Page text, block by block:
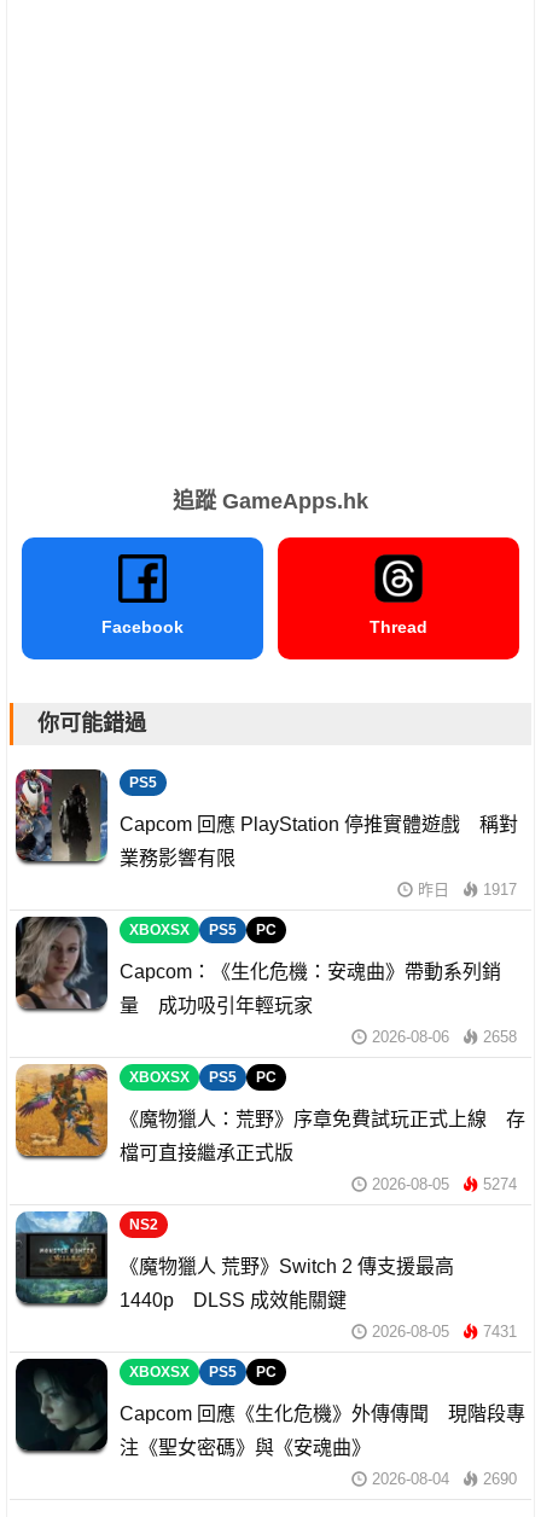
追蹤 GameApps.hk
Facebook Thread
你可能錯過
PS5
Capcom 回應 PlayStation 停推實體遊戲 稱對
業務影響有限
昨日 1917
XBOXSX PS5 PC
Capcom：《生化危機：安魂曲》帶動系列銷
量 成功吸引年輕玩家
2026-08-06 2658
XBOXSX PS5 PC
《魔物獵人：荒野》序章免費試玩正式上線 存
檔可直接繼承正式版
2026-08-05 5274
NS2
《魔物獵人 荒野》Switch 2 傳支援最高
1440p DLSS 成效能關鍵
2026-08-05 7431
XBOXSX PS5 PC
Capcom 回應《生化危機》外傳傳聞 現階段專
注《聖女密碼》與《安魂曲》
2026-08-04 2690